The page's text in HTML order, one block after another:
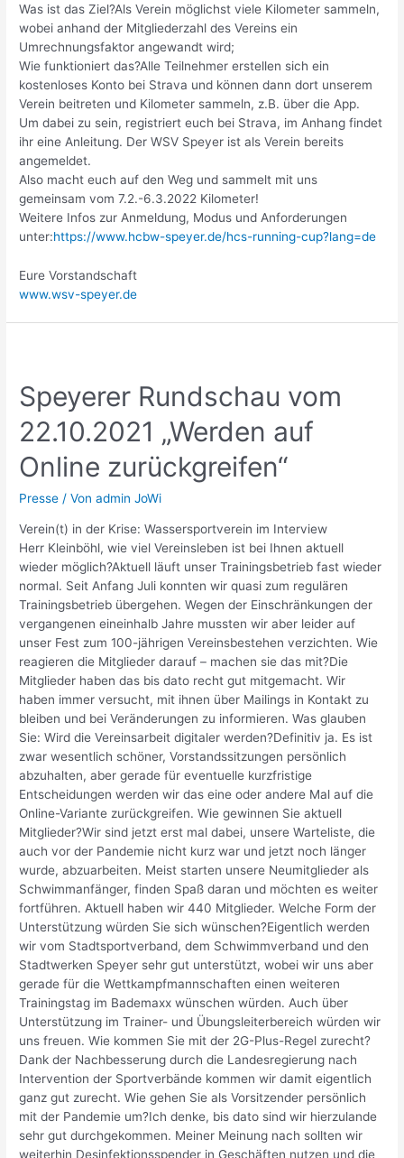
Was ist das Ziel?Als Verein möglichst viele Kilometer sammeln,
wobei anhand der Mitgliederzahl des Vereins ein
Umrechnungsfaktor angewandt wird;
Wie funktioniert das?Alle Teilnehmer erstellen sich ein
kostenloses Konto bei Strava und können dann dort unserem
Verein beitreten und Kilometer sammeln, z.B. über die App.
Um dabei zu sein, registriert euch bei Strava, im Anhang findet
ihr eine Anleitung. Der WSV Speyer ist als Verein bereits
angemeldet.
Also macht euch auf den Weg und sammelt mit uns
gemeinsam vom 7.2.-6.3.2022 Kilometer!
Weitere Infos zur Anmeldung, Modus und Anforderungen
unter:https://www.hcbw-speyer.de/hcs-running-cup?lang=de
Eure Vorstandschaft
www.wsv-speyer.de
Speyerer Rundschau vom
22.10.2021 „Werden auf
Online zurückgreifen“
Presse / Vonadmin JoWi
Verein(t) in der Krise: Wassersportverein im Interview
Herr Kleinböhl, wie viel Vereinsleben ist bei Ihnen aktuell
wieder möglich?Aktuell läuft unser Trainingsbetrieb fast wieder
normal. Seit Anfang Juli konnten wir quasi zum regulären
Trainingsbetrieb übergehen. Wegen der Einschränkungen der
vergangenen eineinhalb Jahre mussten wir aber leider auf
unser Fest zum 100-jährigen Vereinsbestehen verzichten. Wie
reagieren die Mitglieder darauf – machen sie das mit?Die
Mitglieder haben das bis dato recht gut mitgemacht. Wir
haben immer versucht, mit ihnen über Mailings in Kontakt zu
bleiben und bei Veränderungen zu informieren. Was glauben
Sie: Wird die Vereinsarbeit digitaler werden?Definitiv ja. Es ist
zwar wesentlich schöner, Vorstandssitzungen persönlich
abzuhalten, aber gerade für eventuelle kurzfristige
Entscheidungen werden wir das eine oder andere Mal auf die
Online-Variante zurückgreifen. Wie gewinnen Sie aktuell
Mitglieder?Wir sind jetzt erst mal dabei, unsere Warteliste, die
auch vor der Pandemie nicht kurz war und jetzt noch länger
wurde, abzuarbeiten. Meist starten unsere Neumitglieder als
Schwimmanfänger, finden Spaß daran und möchten es weiter
fortführen. Aktuell haben wir 440 Mitglieder. Welche Form der
Unterstützung würden Sie sich wünschen?Eigentlich werden
wir vom Stadtsportverband, dem Schwimmverband und den
Stadtwerken Speyer sehr gut unterstützt, wobei wir uns aber
gerade für die Wettkampfmannschaften einen weiteren
Trainingstag im Bademaxx wünschen würden. Auch über
Unterstützung im Trainer- und Übungsleiterbereich würden wir
uns freuen. Wie kommen Sie mit der 2G-Plus-Regel zurecht?
Dank der Nachbesserung durch die Landesregierung nach
Intervention der Sportverbände kommen wir damit eigentlich
ganz gut zurecht. Wie gehen Sie als Vorsitzender persönlich
mit der Pandemie um?Ich denke, bis dato sind wir hierzulande
sehr gut durchgekommen. Meiner Meinung nach sollten wir
weiterhin Desinfektionsspender in Geschäften nutzen und die